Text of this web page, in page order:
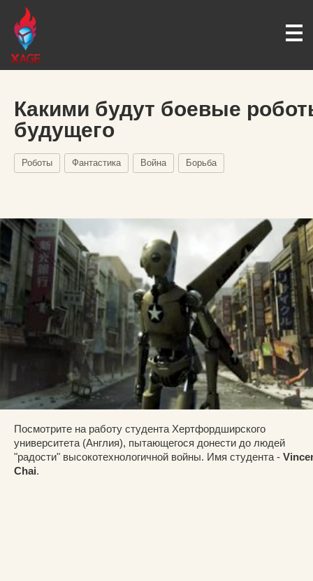
Какими будут боевые
будущего
Роботы Фантастика Война Борьба
Посмотрите на работу студента Хертфордширского
университета (Англия), пытающегося донести до людей
"радости" высокотехнологичной войны. Имя студента -
Chai.